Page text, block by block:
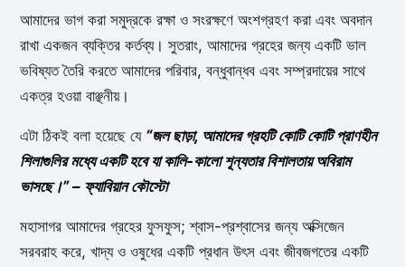
আমাদের ভাগ করা সমুদ্রকে রক্ষা ও সংরক্ষণে অংশগ্রহণ করা এবং অবদান
রাখা একজন ব্যক্তির কর্তব্য। সুতরাং, আমাদের গ্রহের জন্য একটি ভাল
ভবিষ্যত তৈরি করতে আমাদের পরিবার, বন্ধুবান্ধব এবং সম্প্রদায়ের সাথে
একত্র হওয়া বাঞ্ছনীয়।
এটা ঠিকই বলা হয়েছে যে “জল ছাড়া, আমাদের গ্রহটি কোটি কোটি প্রাণহীন
শিলাগুলির মধ্যে একটি হবে যা কালি-কালো শূন্যতার বিশালতায় অবিরাম
ভাসছে।” – ফ্যাবিয়ান কৌস্টো
মহাসাগর আমাদের গ্রহের ফুসফুস; শ্বাস-প্রশ্বাসের জন্য অক্সিজেন
সরবরাহ করে, খাদ্য ও ওষুধের একটি প্রধান উৎস এবং জীবজগতের একটি